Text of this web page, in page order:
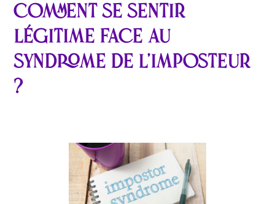
comment se sentir
légitime face au
syndrome de l’imposteur
?